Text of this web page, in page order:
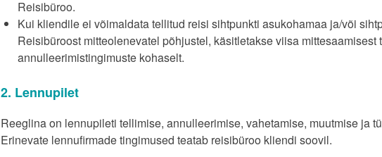
Reisibüroo.
Kui kliendile ei võimaldata tellitud reisi sihtpunkti asukohamaa ja/või
Reisibüroost mitteolenevatel põhjustel, käsitletakse viisa
annulleerimistingimuste kohaselt.
2. Lennupilet
Reeglina on lennupileti tellimise, annulleerimise, vahetamise, muutmise ja
Erinevate lennufirmade tingimused teatab reisibüroo kliendi soovil.